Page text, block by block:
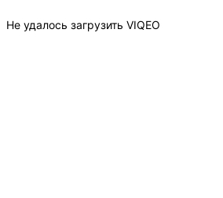
Не удалось загрузить VIQEO